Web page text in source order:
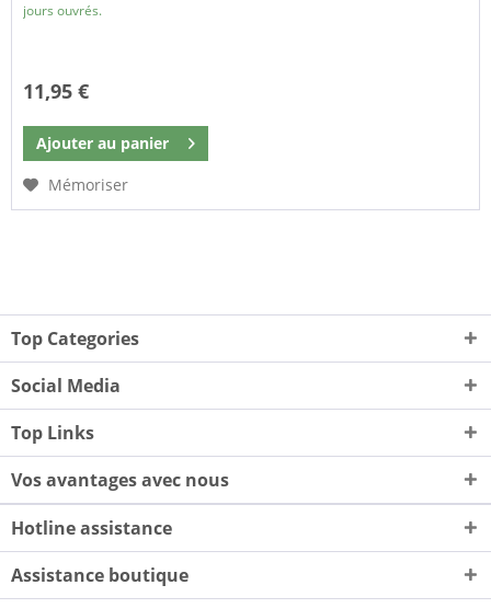
jours ouvrés.
11,95 €
Ajouter au panier
Mémoriser
Top Categories
Social Media
Top Links
Vos avantages avec nous
Hotline assistance
Assistance boutique